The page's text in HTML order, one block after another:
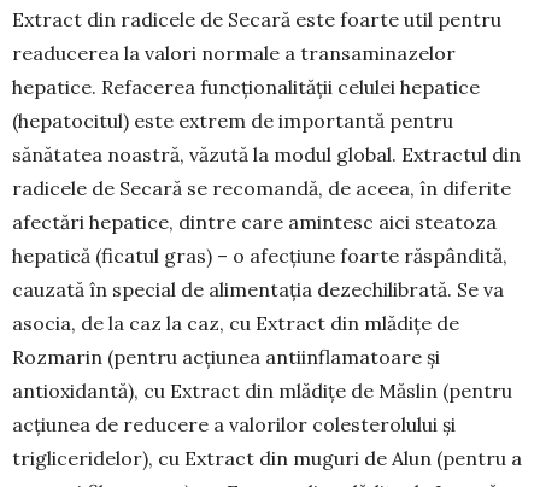
Extract din radicele de Secară este foarte util pentru
readucerea la valori normale a trans­ami­nazelor
hepatice. Refa­cerea funcțio­na­lității celulei hepatice
(hepatocitul) este extrem de importantă pentru
sănătatea noastră, văzută la modul global. Ex­tractul din
ra­dicele de Secară se recomandă, de aceea, în diferite
afectări hepatice, dintre care amin­tesc aici steatoza
hepatică (fi­catul gras) – o afecțiune foarte răspândită,
cau­zată în special de alimentația dez­echi­librată. Se va
asocia, de la caz la caz, cu Extract din mlădițe de
Rozmarin (pentru acțiunea antiinflamatoare și
antioxidantă), cu Ex­tract din mlădițe de Măslin (pentru
acțiunea de reducere a valorilor coles­terolului și
triglice­ridelor), cu Extract din muguri de Alun (pentru a